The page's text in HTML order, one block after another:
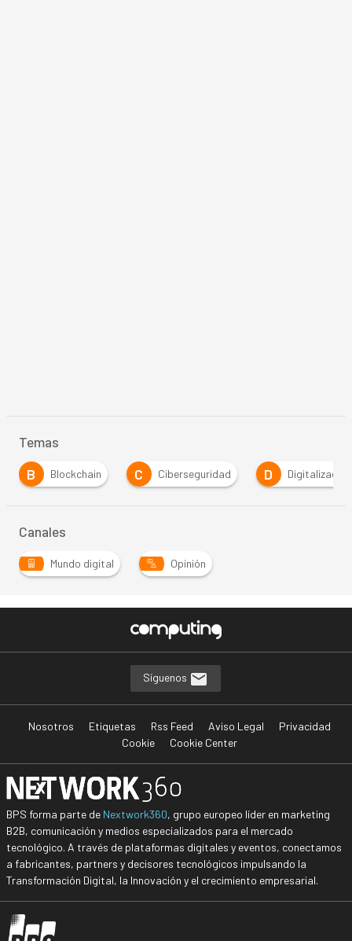
Temas
B
Blockchain C Ciberseguridad D Digitalización
Canales
Mundo digital
Opinión
Síguenos
Nosotros Etiquetas Rss Feed Aviso Legal
Privacidad
Cookie
Cookie Center
BPS forma parte de Nextwork360, grupo europeo líder en marketing
B2B, comunicación y medios especializados para el mercado
tecnológico. A través de plataformas digitales y eventos, conectamos
a fabricantes, partners y decisores tecnológicos impulsando la
Transformación Digital, la Innovación y el crecimiento empresarial.